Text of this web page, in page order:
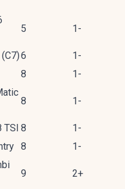
5 1-
6
1-
8 1-
8 1-
TSI 8
1-
8 1-
9 2+